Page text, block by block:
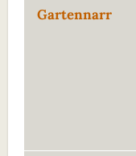
Gartennarr